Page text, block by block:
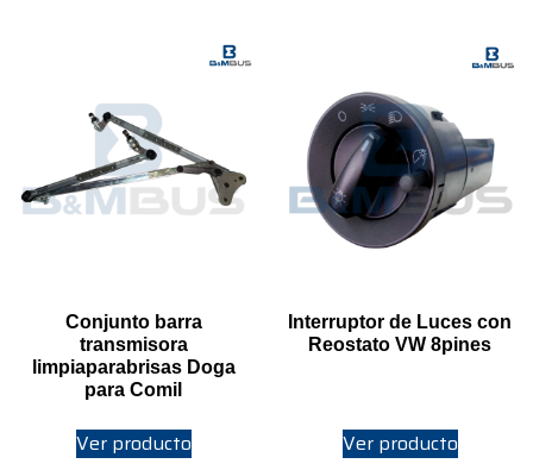
Conjunto barra
transmisora
limpiaparabrisas Doga
para Comil
Ver producto
Interruptor de Luces con
Reostato VW 8pines
Ver producto